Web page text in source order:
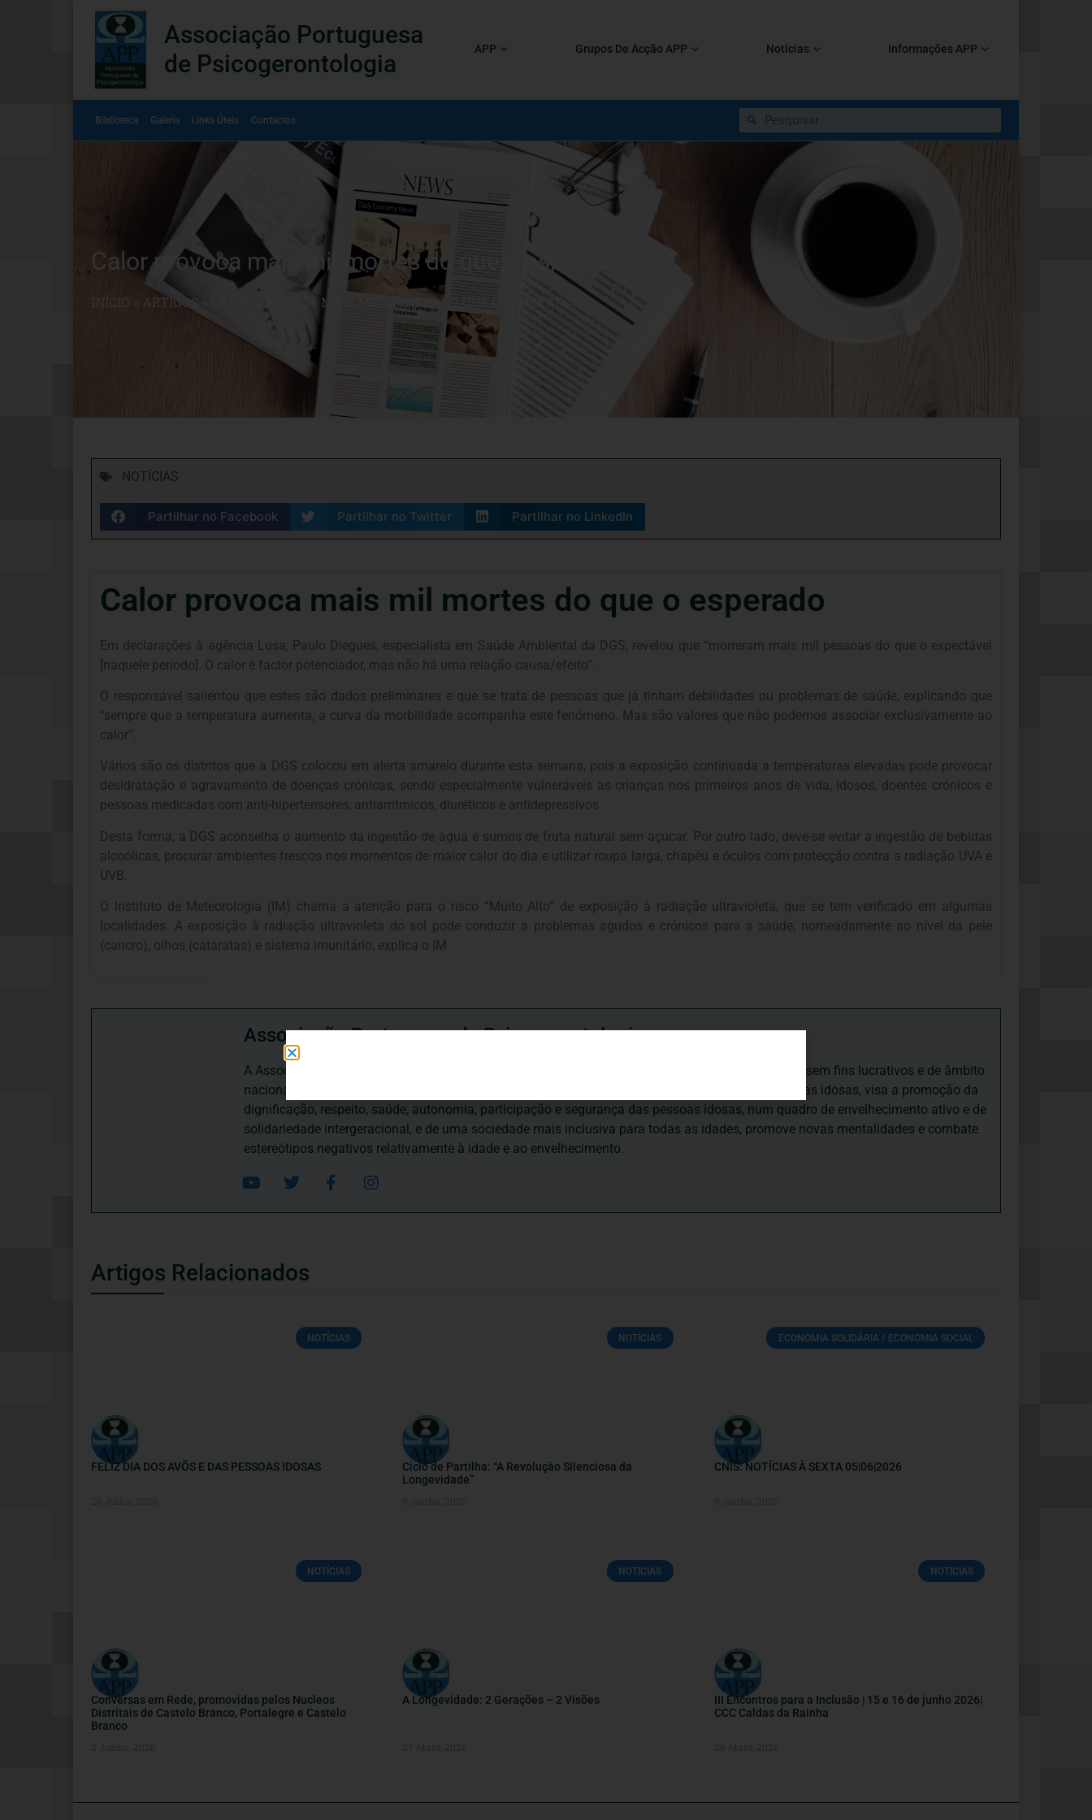
Associação Portuguesa
de Psicogerontologia
APP Grupos De Acção APP Notícias Informações APP
Biblioteca Galeria Links Úteis Contactos
Calor provoca mais mil mortes do que o esperado
INÍCIO » ARTIGOS CALOR PROVOCA MAIS MIL MORTES DO QUE O ESPERADO
NOTÍCIAS
Partilhar no Facebook Partilhar no Twitter Partilhar no LinkedIn
Calor provoca mais mil mortes do que o esperado
Em declarações à agência Lusa, Paulo Diegues, especialista em Saúde Ambiental da DGS, revelou que “morreram mais mil pessoas do que o expectável
[naquele período]. O calor é factor potenciador, mas não há uma relação causa/efeito”.
O responsável salientou que estes são dados preliminares e que se trata de pessoas que já tinham debilidades ou problemas de saúde, explicando que
“sempre que a temperatura aumenta, a curva da morbilidade acompanha este fenómeno. Mas são valores que não podemos associar exclusivamente ao
calor”.
Vários são os distritos que a DGS colocou em alerta amarelo durante esta semana, pois a exposição continuada a temperaturas elevadas pode provocar
desidratação e agravamento de doenças crónicas, sendo especialmente vulneráveis as crianças nos primeiros anos de vida, idosos, doentes crónicos e
pessoas medicadas com anti-hipertensores, antiarrítmicos, diuréticos e antidepressivos.
Desta forma, a DGS aconselha o aumento da ingestão de água e sumos de fruta natural sem açúcar. Por outro lado, deve-se evitar a ingestão de bebidas
alcoólicas, procurar ambientes frescos nos momentos de maior calor do dia e utilizar roupa larga, chapéu e óculos com protecção contra a radiação UVA e
UVB.
O Instituto de Meteorologia (IM) chama a atenção para o risco “Muito Alto” de exposição à radiação ultravioleta, que se tem verificado em algumas
localidades. A exposição à radiação ultravioleta do sol pode conduzir a problemas agudos e crónicos para a saúde, nomeadamente ao nível da pele
(cancro), olhos (cataratas) e sistema imunitário, explica o IM.
Associação Portuguesa de Psicogerontologia
A Associação Portuguesa de Psicogerontologia-APP, Instituição Particular de Solidariedade Social sem fins lucrativos e de âmbito
nacional, dedica-se às questões biopsicológicas e sociais inerentes ao envelhecimento e às pessoas idosas, visa a promoção da
dignificação, respeito, saúde, autonomia, participação e segurança das pessoas idosas, num quadro de envelhecimento ativo e de
solidariedade intergeracional, e de uma sociedade mais inclusiva para todas as idades, promove novas mentalidades e combate
estereótipos negativos relativamente à idade e ao envelhecimento.
Artigos Relacionados
NOTÍCIAS
FELIZ DIA DOS AVÕS E DAS PESSOAS IDOSAS
NOTÍCIAS
Ciclo de Partilha: “A Revolução Silenciosa da
Longevidade”
ECONOMIA SOLIDÁRIA / ECONOMIA SOCIAL
CNIS: NOTÍCIAS À SEXTA 05|06|2026
NOTÍCIAS
Conversas em Rede, promovidas pelos Nucleos
Distritais de Castelo Branco, Portalegre e Castelo
Branco
NOTÍCIAS
A Longevidade: 2 Gerações – 2 Visões
NOTÍCIAS
III Encontros para a Inclusão | 15 e 16 de junho 2026|
CCC Caldas da Rainha